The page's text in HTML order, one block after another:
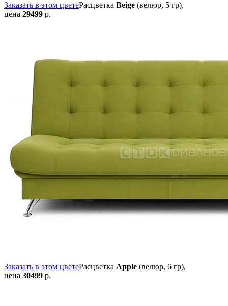
Заказать в этом цветеРасцветка Beige (велюр, 5 гр),
цена 29499 р.
Заказать в этом цветеРасцветка Apple (велюр, 6 гр),
цена 30499 р.